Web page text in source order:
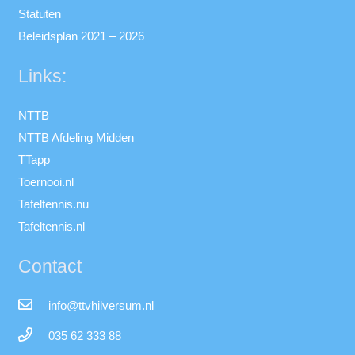
Statuten
Beleidsplan 2021 – 2026
Links:
NTTB
NTTB Afdeling Midden
TTapp
Toernooi.nl
Tafeltennis.nu
Tafeltennis.nl
Contact
info@ttvhilversum.nl
035 62 333 88